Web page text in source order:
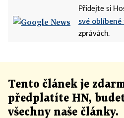
Přidejte si
své
zprávách.
Tento článek je
předplatíte HN,
všechny naše články.